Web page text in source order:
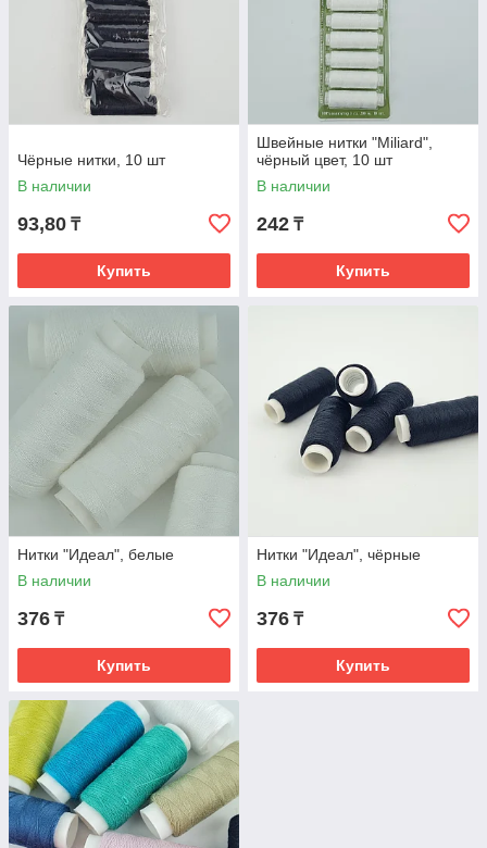
Чёрные нитки, 10 шт
В наличии
93,80 ₸
Купить
Швейные нитки "Miliard",
чёрный цвет, 10 шт
В наличии
242 ₸
Купить
Нитки "Идеал", белые
В наличии
376 ₸
Купить
Нитки "Идеал", чёрные
В наличии
376 ₸
Купить